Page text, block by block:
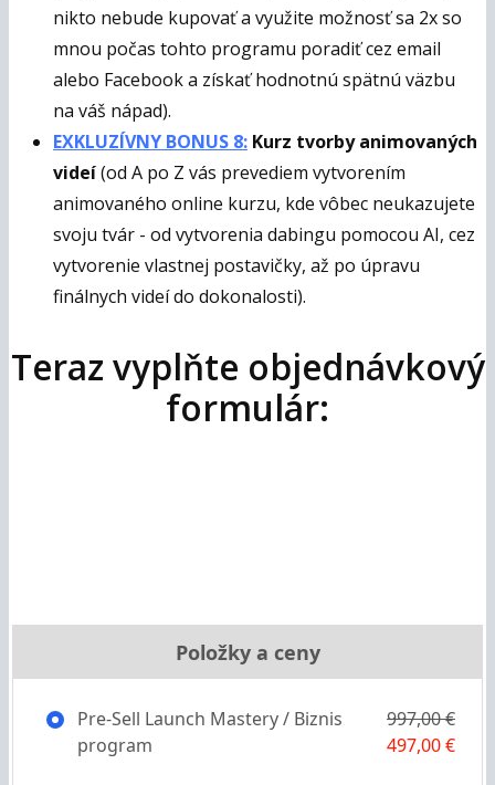
nikto nebude kupovať a využite možnosť sa 2x so
mnou počas tohto programu poradiť cez email
alebo Facebook a získať hodnotnú spätnú väzbu
na váš nápad).
EXKLUZÍVNY BONUS 8: Kurz tvorby animovaných
videí(od A po Z vás prevediem vytvorením
animovaného online kurzu, kde vôbec neukazujete
svoju tvár - od vytvorenia dabingu pomocou AI, cez
vytvorenie vlastnej postavičky, až po úpravu
finálnych videí do dokonalosti).
Teraz vyplňte objednávkový
formulár:
Položky a ceny
Pre-Sell Launch Mastery / Biznis
program
997,00 €
497,00 €